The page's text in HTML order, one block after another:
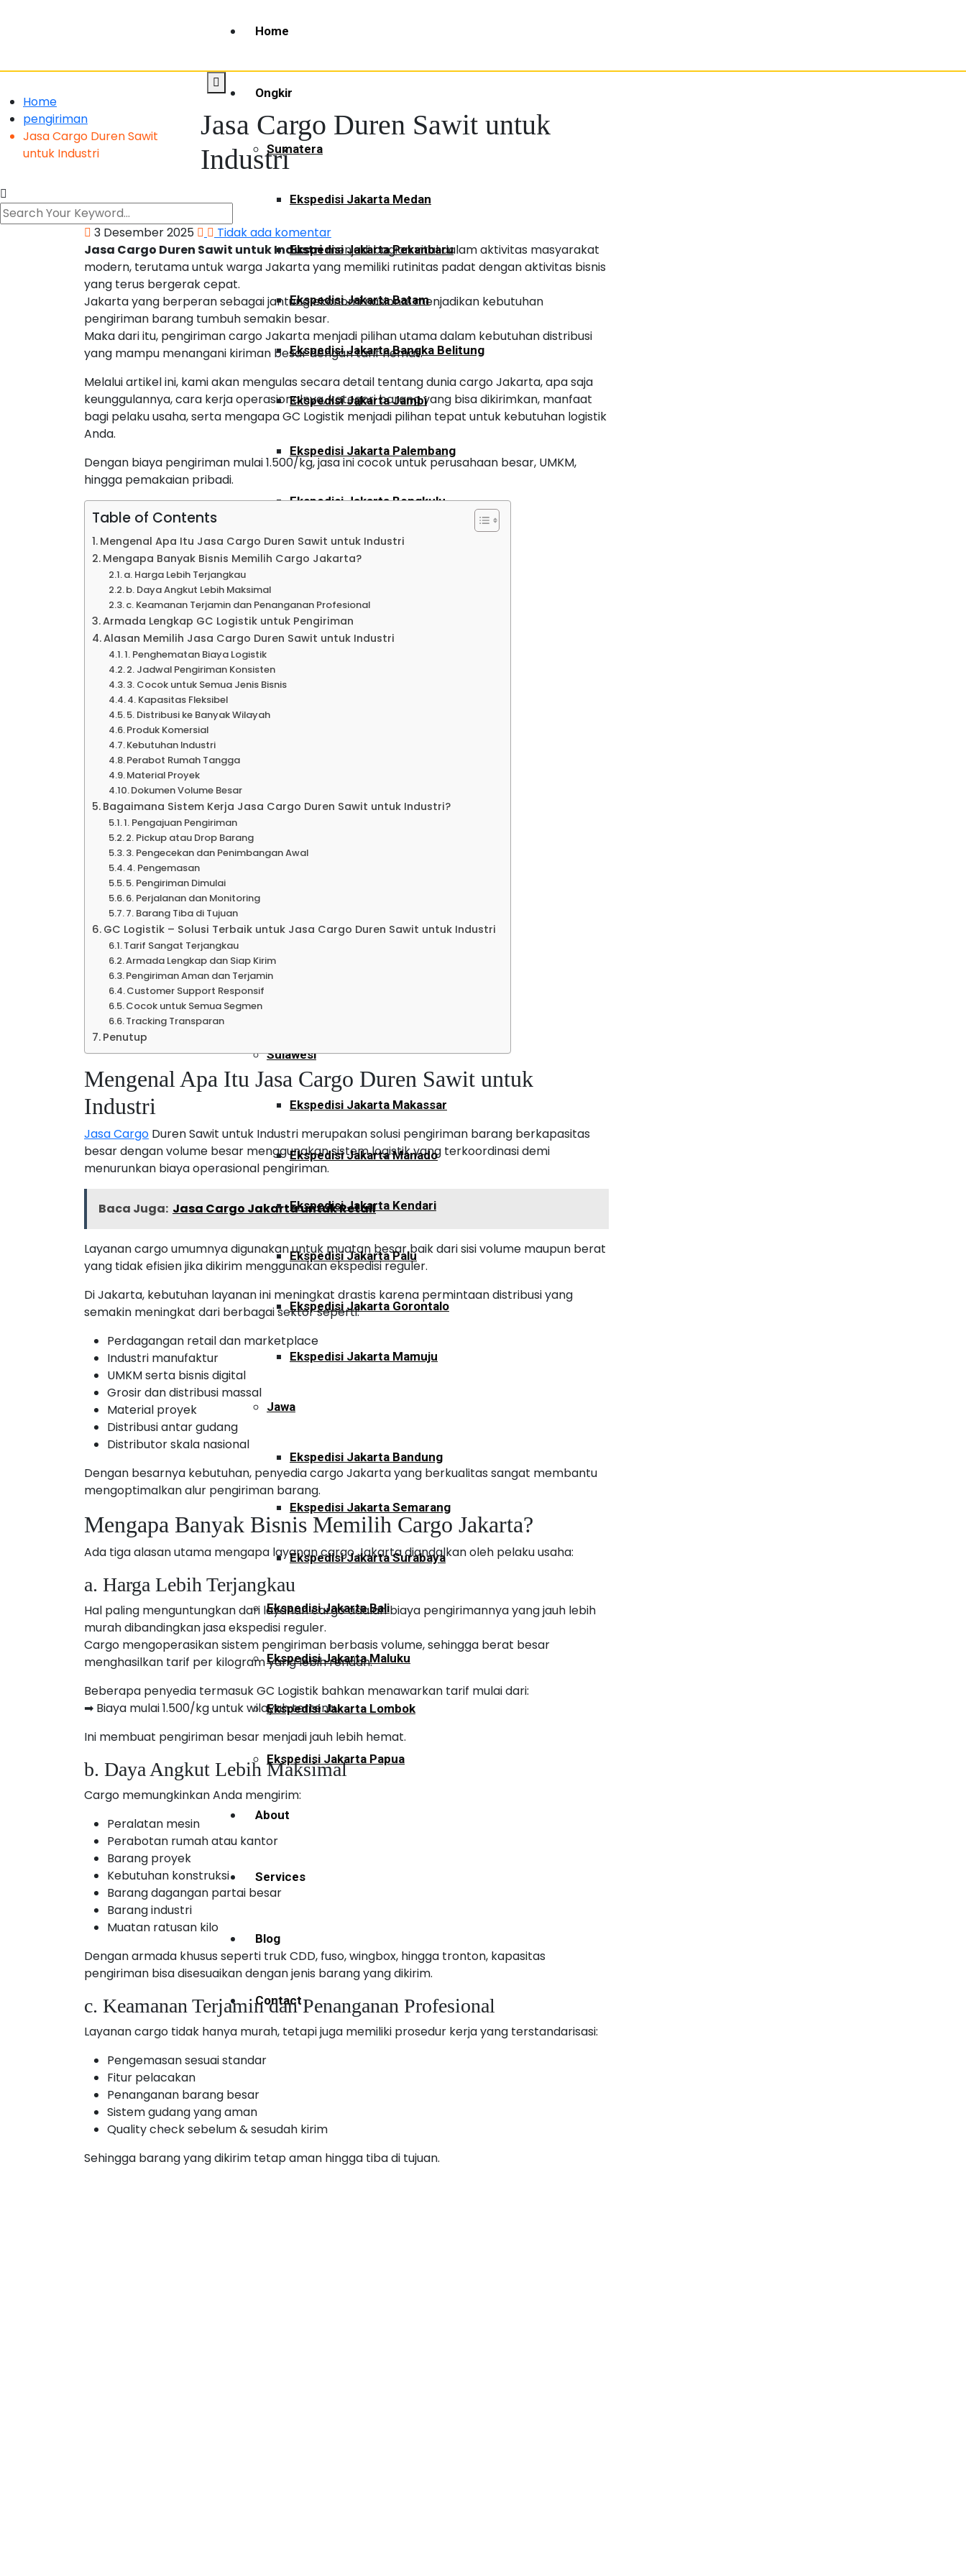
Home
Ongkir
Sumatera
Ekspedisi Jakarta Medan
Ekspedisi Jakarta Pekanbaru
Ekspedisi Jakarta Batam
Ekspedisi Jakarta Bangka Belitung
Ekspedisi Jakarta Jambi
Ekspedisi Jakarta Palembang
Ekspedisi Jakarta Bengkulu
Ekspedisi Jakarta Aceh
Ekspedisi Jakarta Padang
Ekspedisi Jakarta Balikpapan
Ekspedisi Jakarta Pontianak
Sulawesi
Ekspedisi Jakarta Makassar
Ekspedisi Jakarta Manado
Ekspedisi Jakarta Kendari
Ekspedisi Jakarta Palu
Ekspedisi Jakarta Gorontalo
Ekspedisi Jakarta Mamuju
Jawa
Ekspedisi Jakarta Bandung
Ekspedisi Jakarta Semarang
Ekspedisi Jakarta Surabaya
Ekspedisi Jakarta Bali
Ekspedisi Jakarta Maluku
Ekspedisi Jakarta Lombok
Ekspedisi Jakarta Papua
About
Services
Blog
Contact
Home
pengiriman
Jasa Cargo Duren Sawit
untuk Industri
Jasa Cargo Duren Sawit untuk
Industri
3 Desember 2025
Tidak ada komentar
Jasa Cargo Duren Sawit untuk Industrimenjadi bagian vital dalam aktivitas masyarakat
modern, terutama untuk warga Jakarta yang memiliki rutinitas padat dengan aktivitas bisnis
yang terus bergerak cepat.
Jakarta yang berperan sebagai jantung ekonomi nasional menjadikan kebutuhan
pengiriman barang tumbuh semakin besar.
Maka dari itu, pengiriman cargo Jakarta menjadi pilihan utama dalam kebutuhan distribusi
yang mampu menangani kiriman besar dengan tarif hemat.
Melalui artikel ini, kami akan mengulas secara detail tentang dunia cargo Jakarta, apa saja
keunggulannya, cara kerja operasionalnya, kategori barang yang bisa dikirimkan, manfaat
bagi pelaku usaha, serta mengapa GC Logistik menjadi pilihan tepat untuk kebutuhan logistik
Anda.
Dengan biaya pengiriman mulai 1.500/kg, jasa ini cocok untuk perusahaan besar, UMKM,
hingga pemakaian pribadi.
Table of Contents
Mengenal Apa Itu Jasa Cargo Duren Sawit untuk Industri
Mengapa Banyak Bisnis Memilih Cargo Jakarta?
a. Harga Lebih Terjangkau
b. Daya Angkut Lebih Maksimal
c. Keamanan Terjamin dan Penanganan Profesional
Armada Lengkap GC Logistik untuk Pengiriman
Alasan Memilih Jasa Cargo Duren Sawit untuk Industri
1. Penghematan Biaya Logistik
2. Jadwal Pengiriman Konsisten
3. Cocok untuk Semua Jenis Bisnis
4. Kapasitas Fleksibel
5. Distribusi ke Banyak Wilayah
Produk Komersial
Kebutuhan Industri
Perabot Rumah Tangga
Material Proyek
Dokumen Volume Besar
Bagaimana Sistem Kerja Jasa Cargo Duren Sawit untuk Industri?
1. Pengajuan Pengiriman
2. Pickup atau Drop Barang
3. Pengecekan dan Penimbangan Awal
4. Pengemasan
5. Pengiriman Dimulai
6. Perjalanan dan Monitoring
7. Barang Tiba di Tujuan
GC Logistik – Solusi Terbaik untuk Jasa Cargo Duren Sawit untuk Industri
Tarif Sangat Terjangkau
Armada Lengkap dan Siap Kirim
Pengiriman Aman dan Terjamin
Customer Support Responsif
Cocok untuk Semua Segmen
Tracking Transparan
Penutup
Mengenal Apa Itu Jasa Cargo Duren Sawit untuk
Industri
Jasa Cargo Duren Sawit untuk Industri merupakan solusi pengiriman barang berkapasitas
besar dengan volume besar menggunakan sistem logistik yang terkoordinasi demi
menurunkan biaya operasional pengiriman.
Baca Juga: Jasa Cargo Jakarta untuk Retail
Layanan cargo umumnya digunakan untuk muatan besar baik dari sisi volume maupun berat
yang tidak efisien jika dikirim menggunakan ekspedisi reguler.
Di Jakarta, kebutuhan layanan ini meningkat drastis karena permintaan distribusi yang
semakin meningkat dari berbagai sektor seperti:
Perdagangan retail dan marketplace
Industri manufaktur
UMKM serta bisnis digital
Grosir dan distribusi massal
Material proyek
Distribusi antar gudang
Distributor skala nasional
Dengan besarnya kebutuhan, penyedia cargo Jakarta yang berkualitas sangat membantu
mengoptimalkan alur pengiriman barang.
Mengapa Banyak Bisnis Memilih Cargo Jakarta?
Ada tiga alasan utama mengapa layanan cargo Jakarta diandalkan oleh pelaku usaha:
a. Harga Lebih Terjangkau
Hal paling menguntungkan dari layanan cargo adalah biaya pengirimannya yang jauh lebih
murah dibandingkan jasa ekspedisi reguler.
Cargo mengoperasikan sistem pengiriman berbasis volume, sehingga berat besar
menghasilkan tarif per kilogram yang lebih rendah.
Beberapa penyedia termasuk GC Logistik bahkan menawarkan tarif mulai dari:
➡ Biaya mulai 1.500/kg untuk wilayah tertentu
Ini membuat pengiriman besar menjadi jauh lebih hemat.
b. Daya Angkut Lebih Maksimal
Cargo memungkinkan Anda mengirim:
Peralatan mesin
Perabotan rumah atau kantor
Barang proyek
Kebutuhan konstruksi
Barang dagangan partai besar
Barang industri
Muatan ratusan kilo
Dengan armada khusus seperti truk CDD, fuso, wingbox, hingga tronton, kapasitas
pengiriman bisa disesuaikan dengan jenis barang yang dikirim.
c. Keamanan Terjamin dan Penanganan Profesional
Layanan cargo tidak hanya murah, tetapi juga memiliki prosedur kerja yang terstandarisasi:
Pengemasan sesuai standar
Fitur pelacakan
Penanganan barang besar
Sistem gudang yang aman
Quality check sebelum & sesudah kirim
Sehingga barang yang dikirim tetap aman hingga tiba di tujuan.